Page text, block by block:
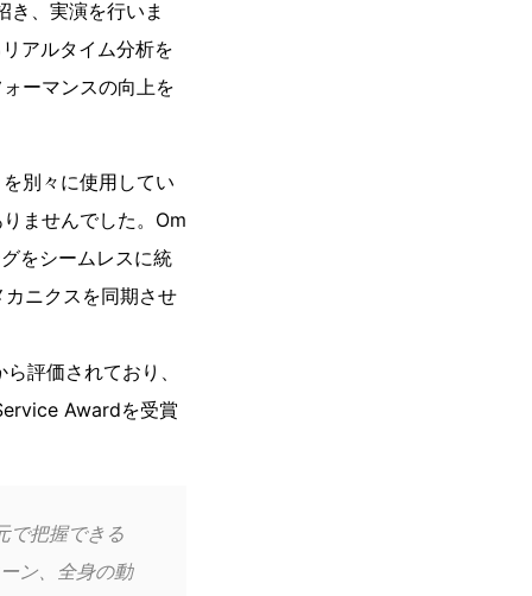
、実演を行いま
アルタイム分析を
ーマンスの向上を
別々に使用してい
ませんでした。Om
をシームレスに統
ニクスを同期させ
評価されており、
Awardを受賞
で把握できる
ン、全身の動